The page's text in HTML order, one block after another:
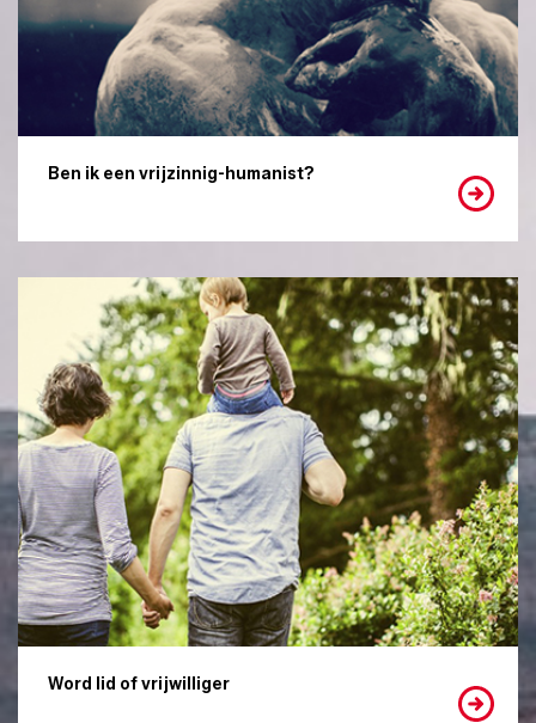
Ben ik een vrijzinnig-humanist?
Word lid of vrijwilliger